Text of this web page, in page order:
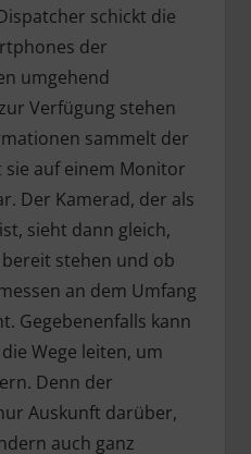
schickt die
der
umgehend
Verfügung stehen
sammelt der
auf einem Monitor
Der Kamerad, der als
sieht dann gleich,
stehen und ob
an dem Umfang
Gegebenenfalls kann
Wege leiten, um
Denn der
Auskunft darüber,
auch ganz